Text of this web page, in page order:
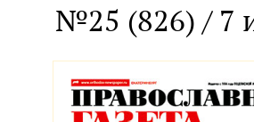
№25 (826) / 7